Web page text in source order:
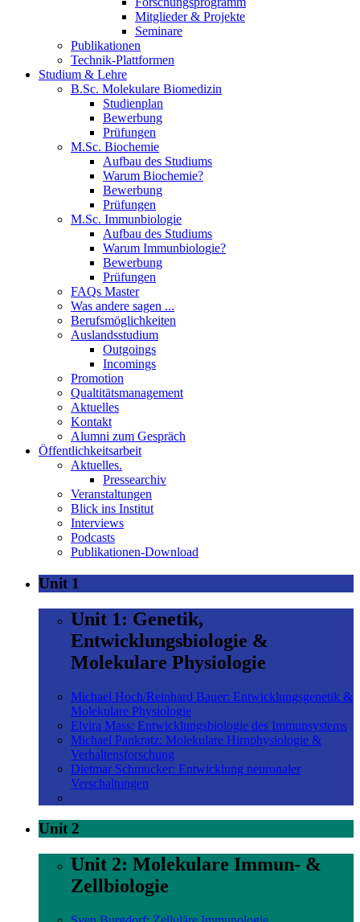
Mitglieder & Projekte
Seminare
Publikationen
Technik-Plattformen
Studium & Lehre
B.Sc. Molekulare Biomedizin
Studienplan
Bewerbung
Prüfungen
M.Sc. Biochemie
Aufbau des Studiums
Warum Biochemie?
Bewerbung
Prüfungen
M.Sc. Immunbiologie
Aufbau des Studiums
Warum Immunbiologie?
Bewerbung
Prüfungen
FAQs Master
Was andere sagen ...
Berufsmöglichkeiten
Auslandsstudium
Outgoings
Incomings
Promotion
Qualtitätsmanagement
Aktuelles
Kontakt
Alumni zum Gespräch
Öffentlichkeitsarbeit
Aktuelles.
Pressearchiv
Veranstaltungen
Blick ins Institut
Interviews
Podcasts
Publikationen-Download
Unit 1
Unit 1: Genetik,
Entwicklungsbiologie &
Molekulare Physiologie
Michael Hoch/Reinhard Bauer: Entwicklungsgenetik &
Molekulare Physiologie
Elvira Mass: Entwicklungsbiologie des Immunsystems
Michael Pankratz: Molekulare Hirnphysiologie &
Verhaltensforschung
Dietmar Schmucker: Entwicklung neuronaler
Verschaltungen
Unit 2
Unit 2: Molekulare Immun- &
Zellbiologie